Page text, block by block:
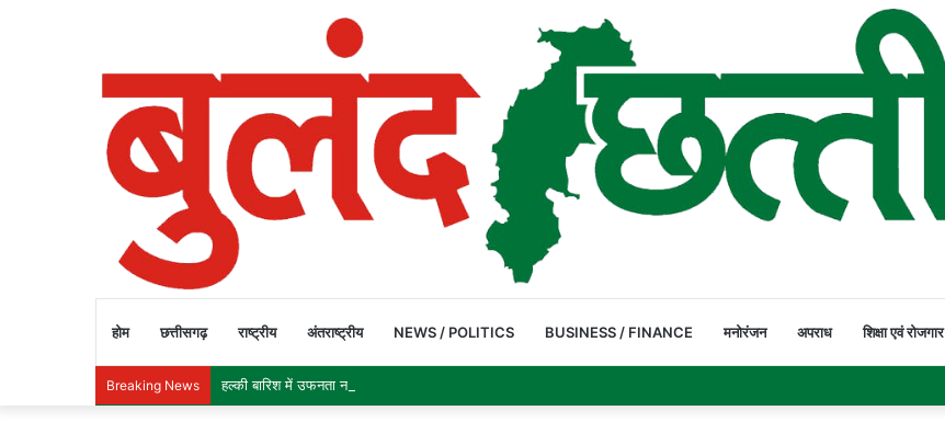
होम छत्तीसगढ़ राष्ट्रीय अंतराष्ट्रीय NEWS / POLITICS BUSINESS / FINANCE मनोरंजन अपराध शिक्षा एवं रोजगार
Breaking News हल्की बारिश में उफनता नाला, जान जोखिम में डालकर पार कर रहे ग्रामीण और स्कूली बच्चे